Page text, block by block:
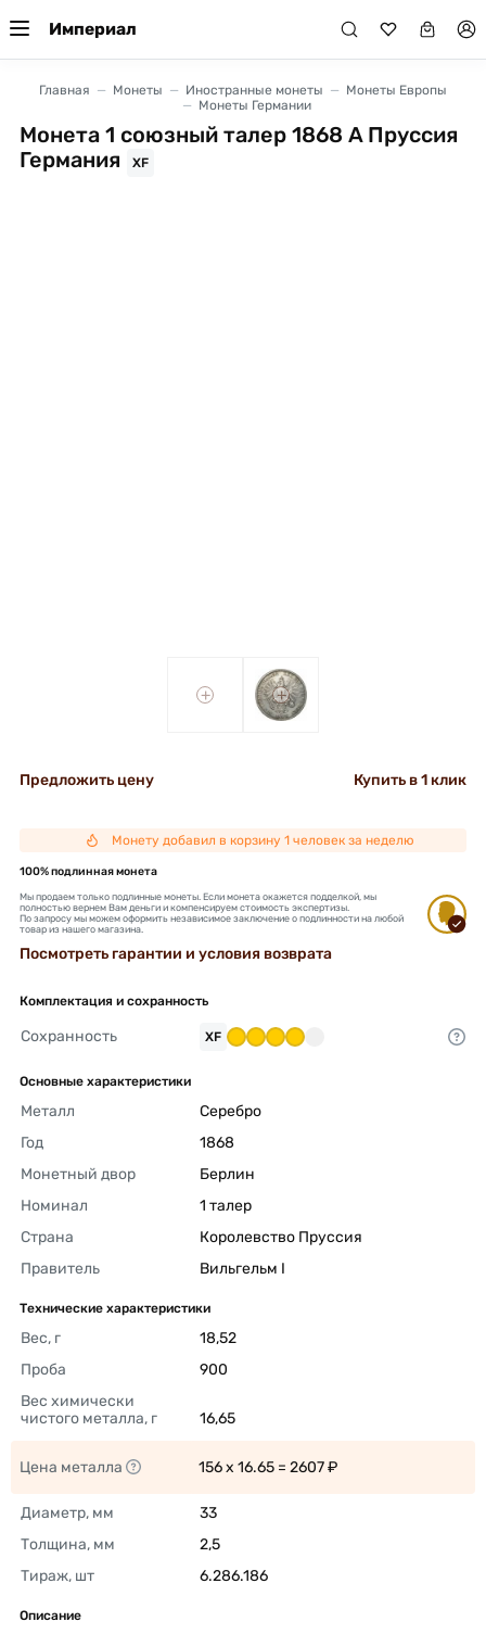
Империал
Главная Монеты Иностранные монеты
Монеты Европы
Монеты Германии
Монета 1 союзный талер 1868 A Пруссия
Германия
XF
+ +
Предложить цену Купить в 1 клик
Монету добавил в корзину 1 человек за неделю
100% подлинная монета
Мы продаем только подлинные монеты. Если монета окажется подделкой, мы
полностью вернем Вам деньги и компенсируем стоимость экспертизы.
По запросу мы можем оформить независимое заключение о подлинности на любой
товар из нашего магазина.
Посмотреть гарантии и условия возврата
Комплектация и сохранность
Сохранность XF
Основные характеристики
Металл
Серебро
Год
1868
Монетный двор
Берлин
Номинал
1 талер
Страна
Королевство Пруссия
Правитель
Вильгельм I
Технические характеристики
Вес, г
18,52
Проба
900
Вес химически
чистого металла, г
16,65
Цена металла 156 x 16.65 = 2607 ₽
Диаметр, мм
33
Толщина, мм
2,5
Тираж, шт
6.286.186
Описание